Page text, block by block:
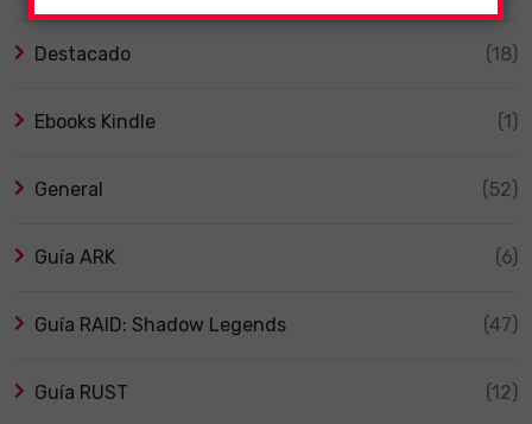
Destacado (18)
Ebooks Kindle (1)
General (52)
Guía ARK (6)
Guía RAID: Shadow Legends (47)
Guía RUST (12)